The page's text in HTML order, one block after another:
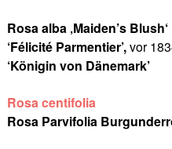
Rosa alba ‚Maiden’s Blush‘
‘Félicité Parmentier’,vor
‘Königin von Dänemark’
Rosa centifolia
Rosa Parvifolia